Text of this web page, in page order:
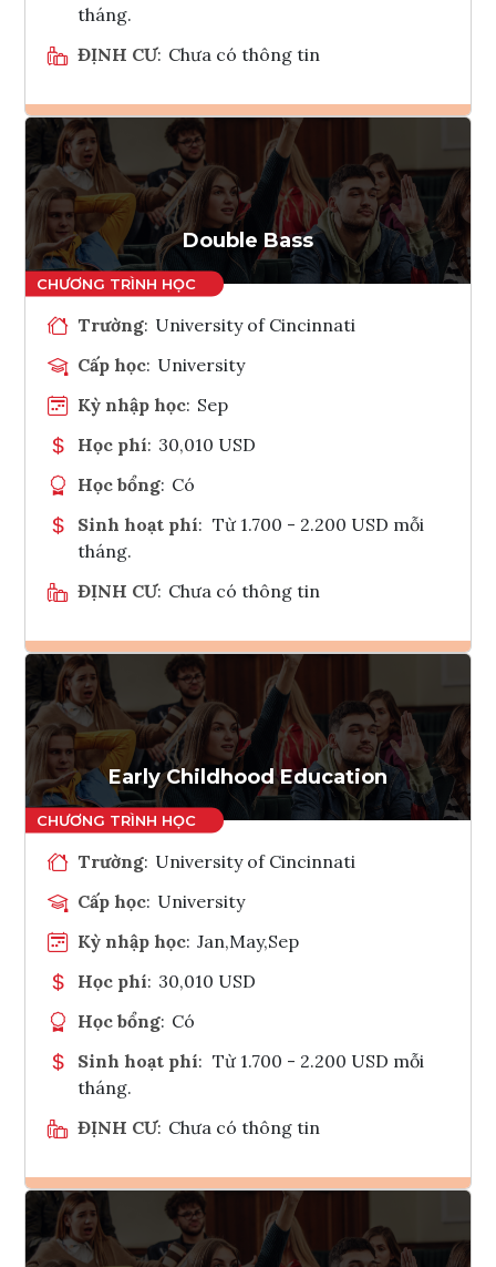
tháng.
ĐỊNH CƯ: Chưa có thông tin
Ghi danh
Tham vấn Interlink
Double Bass
Trường: University of Cincinnati
Cấp học: University
Kỳ nhập học: Sep
Học phí: 30,010 USD
Học bổng: Có
Sinh hoạt phí: Từ 1.700 - 2.200 USD mỗi
tháng.
ĐỊNH CƯ: Chưa có thông tin
Ghi danh
Tham vấn Interlink
Early Childhood Education
Trường: University of Cincinnati
Cấp học: University
Kỳ nhập học: Jan,May,Sep
Học phí: 30,010 USD
Học bổng: Có
Sinh hoạt phí: Từ 1.700 - 2.200 USD mỗi
tháng.
ĐỊNH CƯ: Chưa có thông tin
Ghi danh